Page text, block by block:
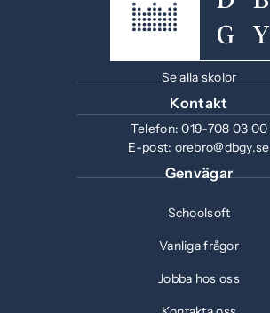
Se alla skolor
Kontakt
Telefon:019-708 03 00
E-post: orebro@dbgy.se
Genvägar
Schoolsoft
Vanliga frågor
Jobba hos oss